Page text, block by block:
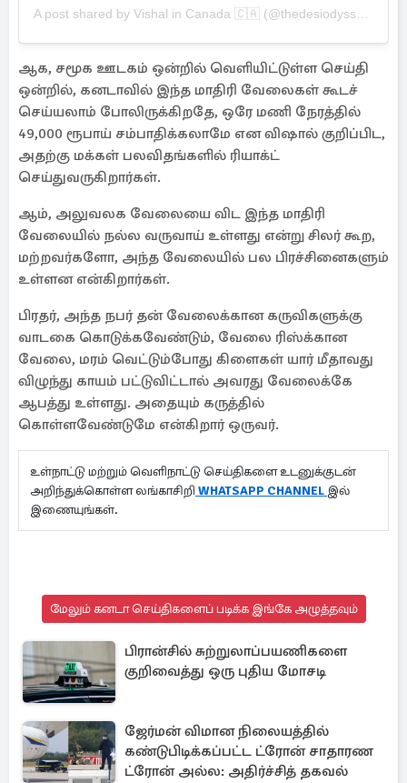
ஆக, சமூக ஊடகம் ஒன்றில் வெளியிட்டுள்ள செய்தி
ஒன்றில், கனடாவில் இந்த மாதிரி வேலைகள் கூடச்
செய்யலாம் போலிருக்கிறதே, ஒரே மணி நேரத்தில்
49,000 ரூபாய் சம்பாதிக்கலாமே என விஷால் குறிப்பிட,
அதற்கு மக்கள் பலவிதங்களில் ரியாக்ட்
செய்துவருகிறார்கள்.
ஆம், அலுவலக வேலையை விட இந்த மாதிரி
வேலையில் நல்ல வருவாய் உள்ளது என்று சிலர் கூற,
மற்றவர்களோ, அந்த வேலையில் பல பிரச்சினைகளும்
உள்ளன என்கிறார்கள்.
பிரதர், அந்த நபர் தன் வேலைக்கான கருவிகளுக்கு
வாடகை கொடுக்கவேண்டும், வேலை ரிஸ்க்கான
வேலை, மரம் வெட்டும்போது கிளைகள் யார் மீதாவது
விழுந்து காயம் பட்டுவிட்டால் அவரது வேலைக்கே
ஆபத்து உள்ளது. அதையும் கருத்தில்
கொள்ளவேண்டுமே என்கிறார் ஒருவர்.
உள்நாட்டு மற்றும் வெளிநாட்டு செய்திகளை உடனுக்குடன்
அறிந்துக்கொள்ள லங்காசிறி WHATSAPP CHANNEL இல்
இணையுங்கள்.
மேலும் கனடா செய்திகளைப் படிக்க இங்கே அழுத்தவும்
பிரான்சில் சுற்றுலாப்பயணிகளை
குறிவைத்து ஒரு புதிய மோசடி
ஜேர்மன் விமான நிலையத்தில்
கண்டுபிடிக்கப்பட்ட ட்ரோன் சாதாரண
ட்ரோன் அல்ல: அதிர்ச்சித் தகவல்